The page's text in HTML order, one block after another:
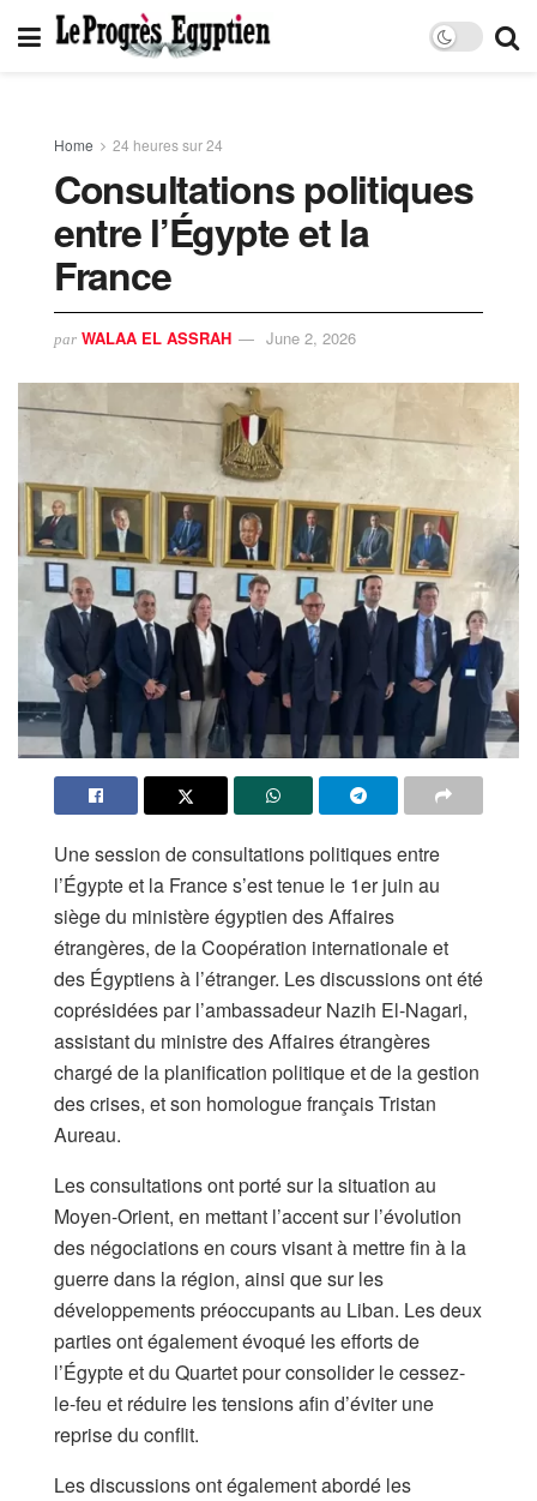
Home 24 heures sur 24
Consultations politiques
entre l’Égypte et la
France
par WALAA EL ASSRAH June 2, 2026
Une session de consultations politiques entre
l’Égypte et la France s’est tenue le 1er juin au
siège du ministère égyptien des Affaires
étrangères, de la Coopération internationale et
des Égyptiens à l’étranger. Les discussions ont été
coprésidées par l’ambassadeur Nazih El-Nagari,
assistant du ministre des Affaires étrangères
chargé de la planification politique et de la gestion
des crises, et son homologue français Tristan
Aureau.
Les consultations ont porté sur la situation au
Moyen-Orient, en mettant l’accent sur l’évolution
des négociations en cours visant à mettre fin à la
guerre dans la région, ainsi que sur les
développements préoccupants au Liban. Les deux
parties ont également évoqué les efforts de
l’Égypte et du Quartet pour consolider le cessez-
le-feu et réduire les tensions afin d’éviter une
reprise du conflit.
Les discussions ont également abordé les